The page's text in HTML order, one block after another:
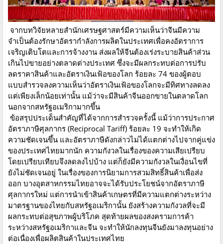
จากบทวิจัยหลายสำนักเศรษฐศาสตร์มีความเห็นว่าจีนมีความ
จำเป็นต้องรักษาอัตรากำลังการผลิตในประเทศเพื่อคงอัตราการ
เจริญเติบโตและการจ้างงาน ส่งผลให้จีนต้องเร่งระบายสินค้าส่วน
เกินไปขายอย่างตลาดต่างประเทศ ซึ่งจะมีผลกระทบต่อการปรับ
ลดราคาสินค้าและอัตราเงินเฟ้อของโลก ร้อยละ 74 ของผู้ตอบ
แบบสำรวจลงความเห็นว่าอัตราเงินเฟ้อของโลกจะมีทิศทางลดลง
แต่เพียงเล็กน้อยเท่านั้น แม้ว่าจะมีสินค้าจีนออกขายในตลาดโลก
นอกจากสหรัฐอเมริกามากขึ้น
ข้อสรุปประเด็นสำคัญที่ได้จากการสำรวจครั้งนี้ แม้ว่าการประกาศ
อัตราภาษีศุลกากร (Reciprocal Tariff) ร้อยละ 19 จะทำให้เกิด
ความชัดเจนขึ้น และอัตราภาษีดังกล่าวไม่ได้แตกต่างไปจากคู่แข่ง
ของประเทศไทยมากนัก ความกังวลในเรื่องของความเสียเปรียบ
โดยเปรียบเทียบจึงลดลงไปบ้าง แต่ก็ยังมีความกังวลในเงื่อนไขที่
ยังไม่ชัดเจนอยู่ ในเรื่องของการนิยามการสวมสิทธิ์สินค้าเพื่อส่ง
ออก บางอุตสาหกรรมไทยอาจจะได้รับประโยชน์จากอัตราภาษี
ศุลกากรใหม่ แต่การนำเข้าสินค้าเกษตรที่มีความแตกต่างระหว่าง
มาตรฐานของไทยกับสหรัฐอเมริกานั้น ยังสร้างความกังวลที่จะมี
ผลกระทบต่อสุขภาพผู้บริโภค สุดท้ายผลของสงครามการค้า
ระหว่างสหรัฐอเมริกาและจีน จะทำให้นักลงทุนจีนยังมาลงทุนอย่าง
ต่อเนื่องเพื่อผลิตสินค้าในประเทศไทย